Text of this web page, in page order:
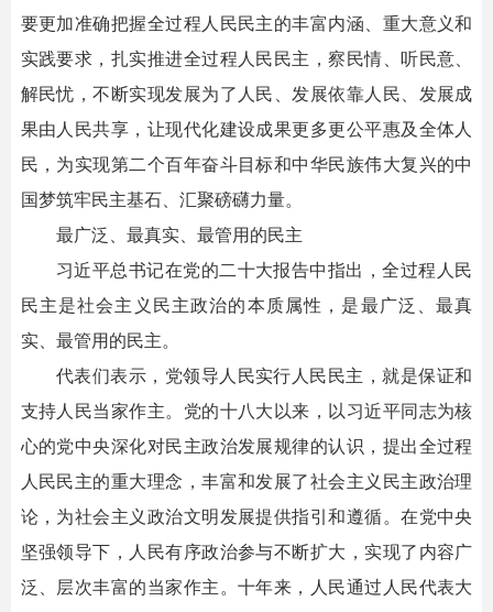
要更加准确把握全过程人民民主的丰富内涵、重大意义和
实践要求，扎实推进全过程人民民主，察民情、听民意、
解民忧，不断实现发展为了人民、发展依靠人民、发展成
果由人民共享，让现代化建设成果更多更公平惠及全体人
民，为实现第二个百年奋斗目标和中华民族伟大复兴的中
国梦筑牢民主基石、汇聚磅礴力量。
最广泛、最真实、最管用的民主
习近平总书记在党的二十大报告中指出，全过程人民
民主是社会主义民主政治的本质属性，是最广泛、最真
实、最管用的民主。
代表们表示，党领导人民实行人民民主，就是保证和
支持人民当家作主。党的十八大以来，以习近平同志为核
心的党中央深化对民主政治发展规律的认识，提出全过程
人民民主的重大理念，丰富和发展了社会主义民主政治理
论，为社会主义政治文明发展提供指引和遵循。在党中央
坚强领导下，人民有序政治参与不断扩大，实现了内容广
泛、层次丰富的当家作主。十年来，人民通过人民代表大